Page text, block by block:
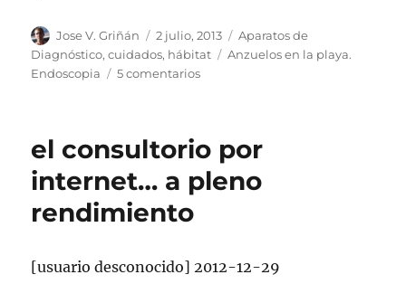
Autor
Jose V. Griñán
Publicado
el
2 julio, 2013 Categorías
Aparatos de
Diagnóstico,cuidados, hábitat Etiquetas
Anzuelos en la playa.
Endoscopia
5 comentariosen
perro
la
el consultorio por
internet… a pleno
rendimiento
[usuario desconocido] 2012-12-29